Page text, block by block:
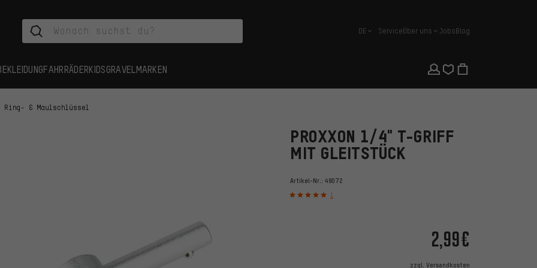
Deutsch
DE ServiceÜber uns JobsBlog
FAHRRÄDERKIDSGRAVEL MARKEN
Ring- & Maulschlüssel
PROXXON 1/4" T-GRIFF
MIT GLEITSTÜCK
Artikel-Nr.: 49072
1
2,99€
zzgl. Versandkosten